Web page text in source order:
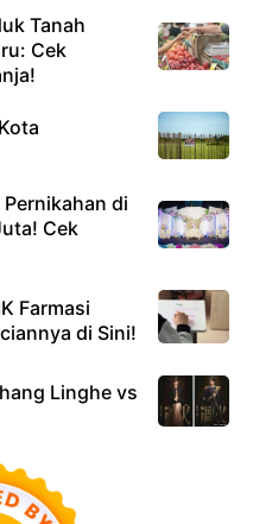
Tanah
Cek
di
Cek
Farmasi
di Sini!
Linghe vs